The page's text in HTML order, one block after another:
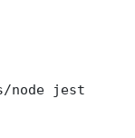
node jest